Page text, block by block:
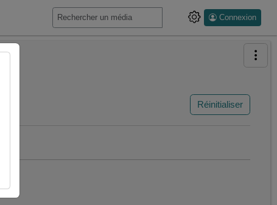
Connexion
Réinitialiser